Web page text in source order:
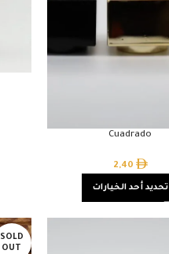
Cuadrado
2,40
تحديد أحد الخيارات
SOLD
OUT